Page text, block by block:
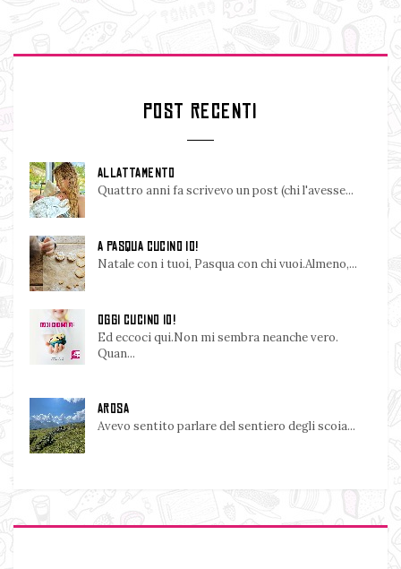
POST RECENTI
ALLATTAMENTO
Quattro anni fa scrivevo un post (chi l'avesse...
A PASQUA CUCINO IO!
Natale con i tuoi, Pasqua con chi vuoi.Almeno,...
OGGI CUCINO IO!
Ed eccoci qui.Non mi sembra neanche vero.
Quan...
AROSA
Avevo sentito parlare del sentiero degli scoia...